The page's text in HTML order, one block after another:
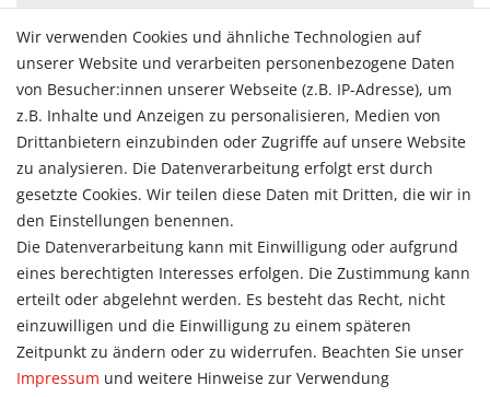
Zahlungsarten
Versandarten & -kosten
Widerrufsrecht
Vertrag widerrufen
Konto
Login
Registrieren
Warenkorb
Zur Kasse
Allgemein
Kontakt
Datenschutzerklärung
AGB
Impressum
Wir verwenden Cookies und ähnliche Technologien auf
unserer Website und verarbeiten personenbezogene Daten
von Besucher:innen unserer Webseite (z.B. IP-Adresse), um
z.B. Inhalte und Anzeigen zu personalisieren, Medien von
Drittanbietern einzubinden oder Zugriffe auf unsere Website
zu analysieren. Die Datenverarbeitung erfolgt erst durch
gesetzte Cookies. Wir teilen diese Daten mit Dritten, die wir in
den Einstellungen benennen.
Die Datenverarbeitung kann mit Einwilligung oder aufgrund
eines berechtigten Interesses erfolgen. Die Zustimmung kann
erteilt oder abgelehnt werden. Es besteht das Recht, nicht
einzuwilligen und die Einwilligung zu einem späteren
Zeitpunkt zu ändern oder zu widerrufen. Beachten Sie unser
Impressum und weitere Hinweise zur Verwendung